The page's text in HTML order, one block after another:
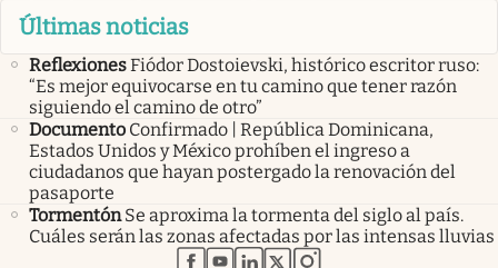
Últimas noticias
ReflexionesFiódor Dostoievski, histórico escritor ruso:
“Es mejor equivocarse en tu camino que tener razón
siguiendo el camino de otro”
Documento Confirmado | República Dominicana,
Estados Unidos y México prohíben el ingreso a
ciudadanos que hayan postergado la renovación del
pasaporte
Tormentón Se aproxima la tormenta del siglo al país.
Cuáles serán las zonas afectadas por las intensas lluvias
abre en nueva pestaña
abre en nueva pestaña
abre en nueva pestaña
abre en nueva pestaña
abre en nueva pestaña